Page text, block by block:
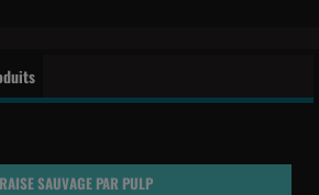
SAUVAGE PAR PULP